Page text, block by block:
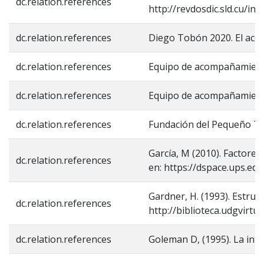
http://revdosdic.sld.cu/
dc.relation.references Diego Tobón 2020. El
dc.relation.references Equipo de
dc.relation.references Equipo de
dc.relation.references Fundación del Pequeño
dc.relation.references
García, M (2010).
en: https://
dc.relation.references
Gardner, H. (1993).
http://
dc.relation.references Goleman D, (1995). La